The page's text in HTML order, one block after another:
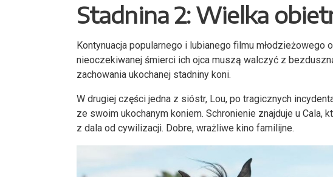
Stadnina 2: Wielka
Kontynuacja popularnego i lubianego filmu młodzieżowego
nieoczekiwanej śmierci ich ojca muszą walczyć z
zachowania ukochanej stadniny koni.
W drugiej części jedna z sióstr, Lou, po tragicznych
ze swoim ukochanym koniem. Schronienie znajduje u
z dala od cywilizacji. Dobre, wrażliwe kino familijne.